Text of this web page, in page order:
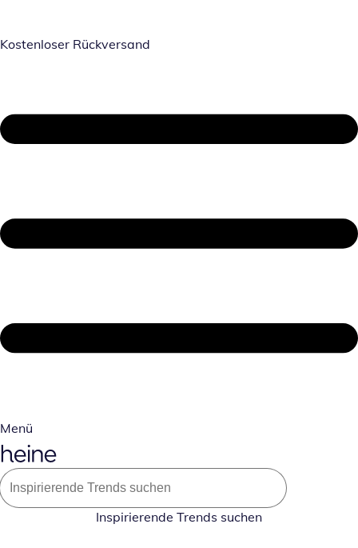
Kostenloser Rückversand
Menü
Inspirierende Trends suchen